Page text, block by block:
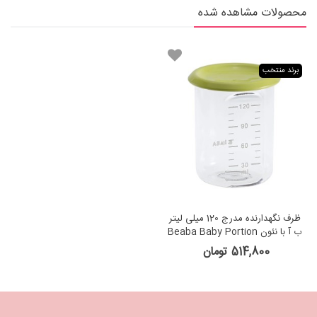
محصولات مشاهده شده
برند منتخب
ظرف نگهدارنده مدرج 120 میلی لیتر
ب آ با نئون Beaba Baby Portion
120 ml Tritan Neon
514,800 تومان